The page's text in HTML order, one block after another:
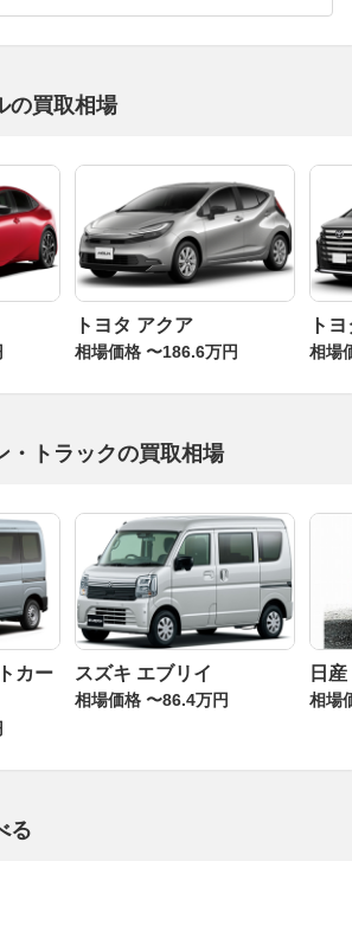
の買取相場
トヨタ アクア
相場価格 〜186.6万円
ト
相場
・トラックの買取相場
カー
スズキ エブリイ
相場価格 〜86.4万円
日
相場
る